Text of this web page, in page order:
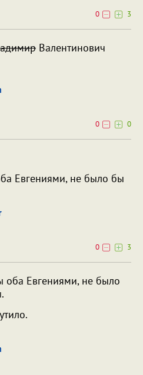
0
3
Валентинович
0
0
Евгениями, не было бы
0
3
оба Евгениями, не было